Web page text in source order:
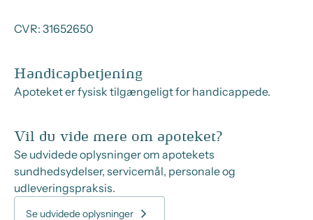
CVR: 31652650
Handicapbetjening
Apoteket er fysisk tilgængeligt for handicappede.
Vil du vide mere om apoteket?
Se udvidede oplysninger om apotekets
sundhedsydelser, servicemål, personale og
udleveringspraksis.
Se udvidede oplysninger